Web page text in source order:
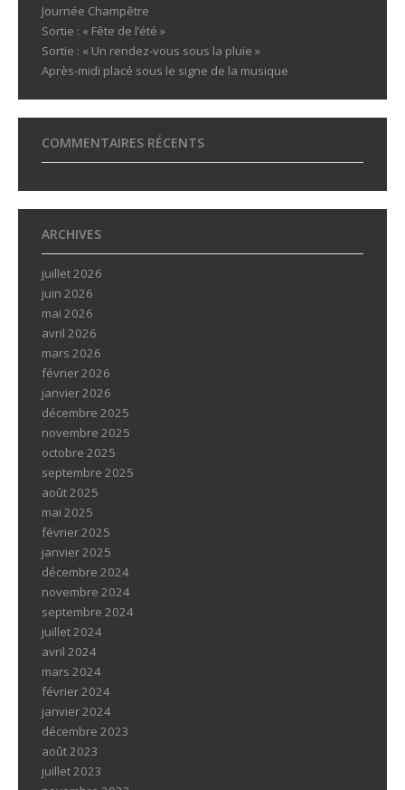
Journée Champêtre
Sortie : « Fête de l’été »
Sortie : « Un rendez-vous sous la pluie »
Après-midi placé sous le signe de la musique
COMMENTAIRES RÉCENTS
ARCHIVES
juillet 2026
juin 2026
mai 2026
avril 2026
mars 2026
février 2026
janvier 2026
décembre 2025
novembre 2025
octobre 2025
septembre 2025
août 2025
mai 2025
février 2025
janvier 2025
décembre 2024
novembre 2024
septembre 2024
juillet 2024
avril 2024
mars 2024
février 2024
janvier 2024
décembre 2023
août 2023
juillet 2023